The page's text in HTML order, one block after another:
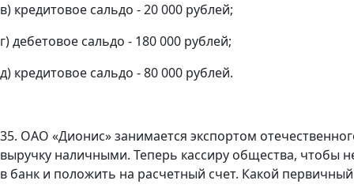
в) кредитовое сальдо - 20 000 рублей;
г) дебетовое сальдо - 180 000 рублей;
д) кредитовое сальдо - 80 000 рублей.
35. ОАО «Дионис» занимается экспортом
выручку наличными. Теперь кассиру общества, чтобы
в банк и положить на расчетный счет. Какой